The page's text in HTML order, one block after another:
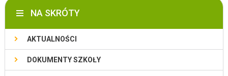
NA SKRÓTY
AKTUALNOŚCI
DOKUMENTY SZKOŁY